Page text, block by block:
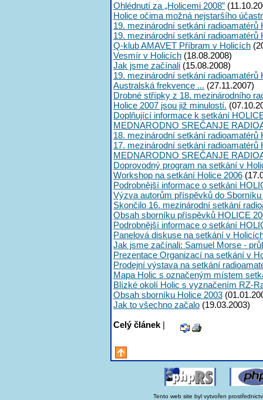
Ohlédnutí za „Holicemi 2008”
Holice očima možná nejstaršího
19. mezinárodní setkání radioamatérů
19. mezinárodní setkání
Q-klub AMAVET Příbram v Holicích
Vesmír v Holicích (18.08.2008)
Jak jsme začínali (15.08.2008)
19. mezinárodní setkání
Australská frekvence ... (27.11.2007)
Drobné střípky z 18. mezinárodního
Holice 2007 jsou již minulostí.
Doplňující informace k setkání
MEDNARODNO SREČANJE
18. mezinárodní setkání radioamatérů
17. mezinárodní setkání radioamatérů
MEDNARODNO SREČANJE
Doprovodný program na setkání v
Workshop na setkání Holice 2006
Podrobnější informace o setkání
Výzva autorům příspěvků do
Skončilo 16. mezinárodní setkání
Obsah sborníku příspěvků HOLICE
Podrobnější informace o setkání
Panelová diskuse na setkání v
Jak jsme začínali: Samuel Morse -
Prezentace Organizací na setkání v
Prodejní výstava na setkání
Mapa Holic s označeným místem
Blízké okolí Holic s vyznačením RZ-
Obsah sborníku Holice 2003
Jak to všechno začalo (19.03.2003)
Celý článek |
Tento web site byl vytvořen